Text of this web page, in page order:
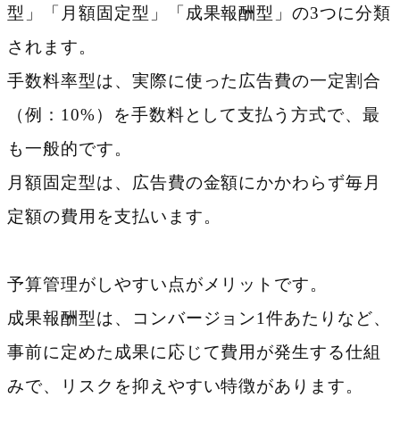
型」「月額固定型」「成果報酬型」の3つに分類
されます。
手数料率型は、実際に使った広告費の一定割合
（例：10%）を手数料として支払う方式で、最
も一般的です。
月額固定型は、広告費の金額にかかわらず毎月
定額の費用を支払います。
予算管理がしやすい点がメリットです。
成果報酬型は、コンバージョン1件あたりなど、
事前に定めた成果に応じて費用が発生する仕組
みで、リスクを抑えやすい特徴があります。